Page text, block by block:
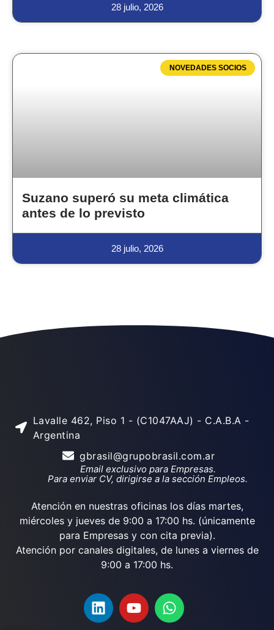
28 julio, 2026
NOVEDADES SOCIOS
Suzano superó su meta climática
antes de lo previsto
28 julio, 2026
Lavalle 462, Piso 1 - (C1047AAJ) - C.A.B.A -
Argentina
gbrasil@grupobrasil.com.ar
Email exclusivo para Empresas.
Para enviar CV, dirigirse a la sección Empleos.
Atención en nuestras oficinas los días martes,
miércoles y jueves de 9:00 a 17:00 hs. (únicamente
para Empresas y con cita previa).
Atención por canales digitales, de lunes a viernes de
9:00 a 17:00 hs.